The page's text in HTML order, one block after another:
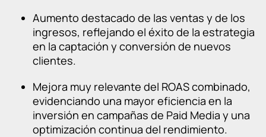
Aumento destacado de las ventas y de los
ingresos, reflejando el éxito de la estrategia
en la captación y conversión de nuevos
clientes.
Mejora muy relevante del ROAS combinado,
evidenciando una mayor eficiencia en la
inversión en campañas de Paid Media y una
optimización continua del rendimiento.